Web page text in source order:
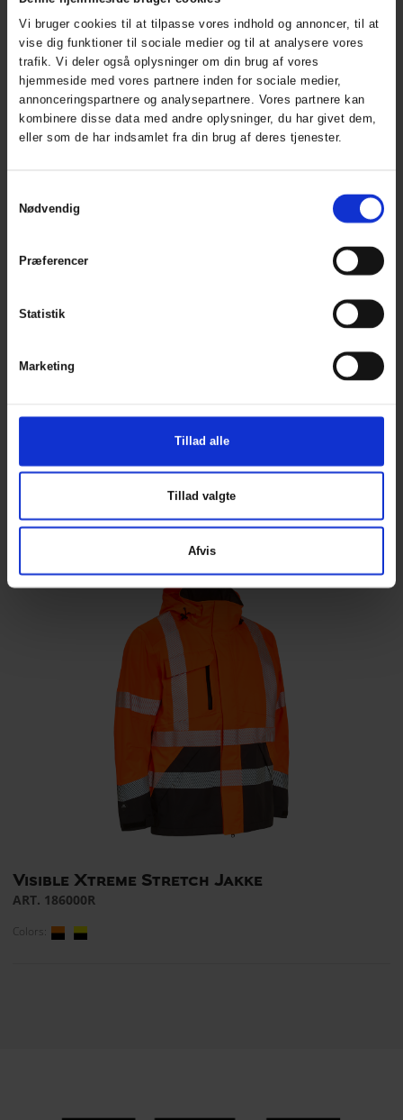
Vi bruger cookies til at tilpasse vores indhold og annoncer, til at
vise dig funktioner til sociale medier og til at analysere vores
trafik. Vi deler også oplysninger om din brug af vores
hjemmeside med vores partnere inden for sociale medier,
annonceringspartnere og analysepartnere. Vores partnere kan
kombinere disse data med andre oplysninger, du har givet dem,
eller som de har indsamlet fra din brug af deres tjenester.
Nødvendig
Præferencer
Statistik
Marketing
Tillad alle
Tillad valgte
Afvis
Working Xtreme Termo Zip-In Jakke
ART. 160014
Colors:
Working Xtreme Stretch Jakke
Colors:
Visible Xtreme Stretch Jakke
ART. 186000R
Colors: